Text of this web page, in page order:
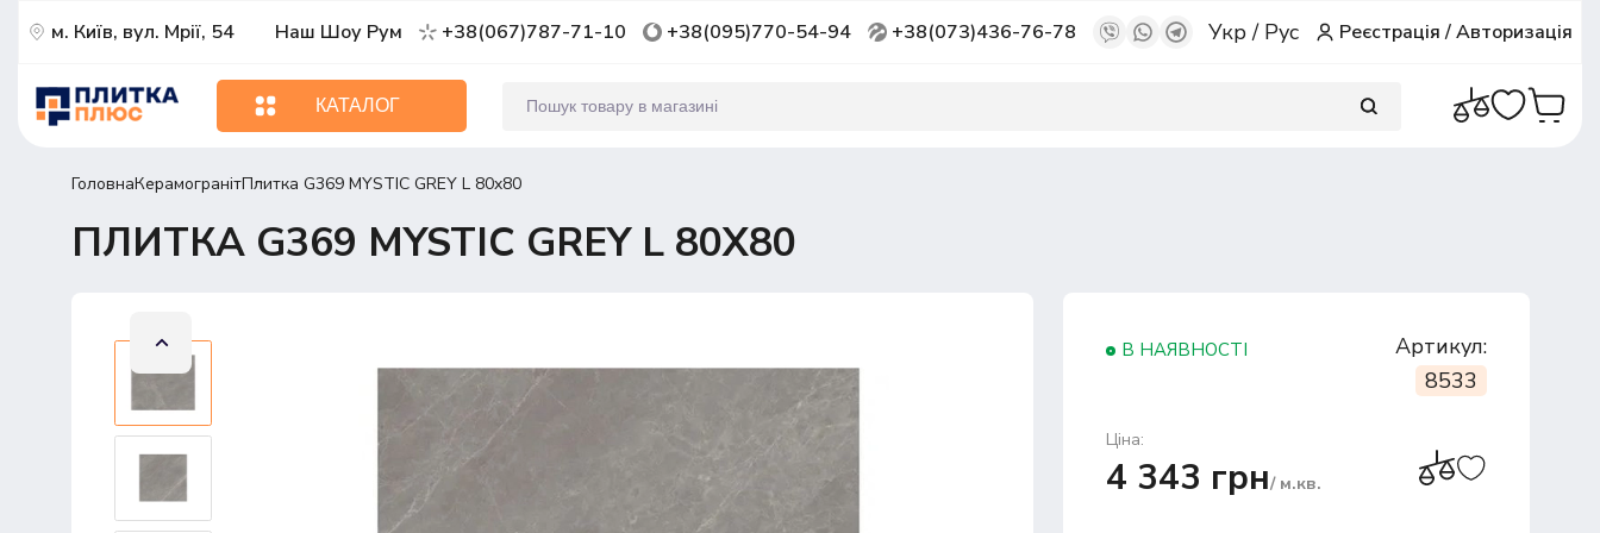
м. Київ, вул. Мрії, 54 Наш Шоу Рум +38(067)787-71-10 +38(095)770-54-94 +38(073)436-76-78 Укр/ Рус Реєстрація/Авторизація
КАТАЛОГ
ГоловнаКерамогранітПлитка G369 MYSTIC GREY L 80x80
ПЛИТКА G369 MYSTIC GREY L 80X80
В НАЯВНОСТІ
Артикул:
8533
Ціна:
4 343 грн/ м.кв.